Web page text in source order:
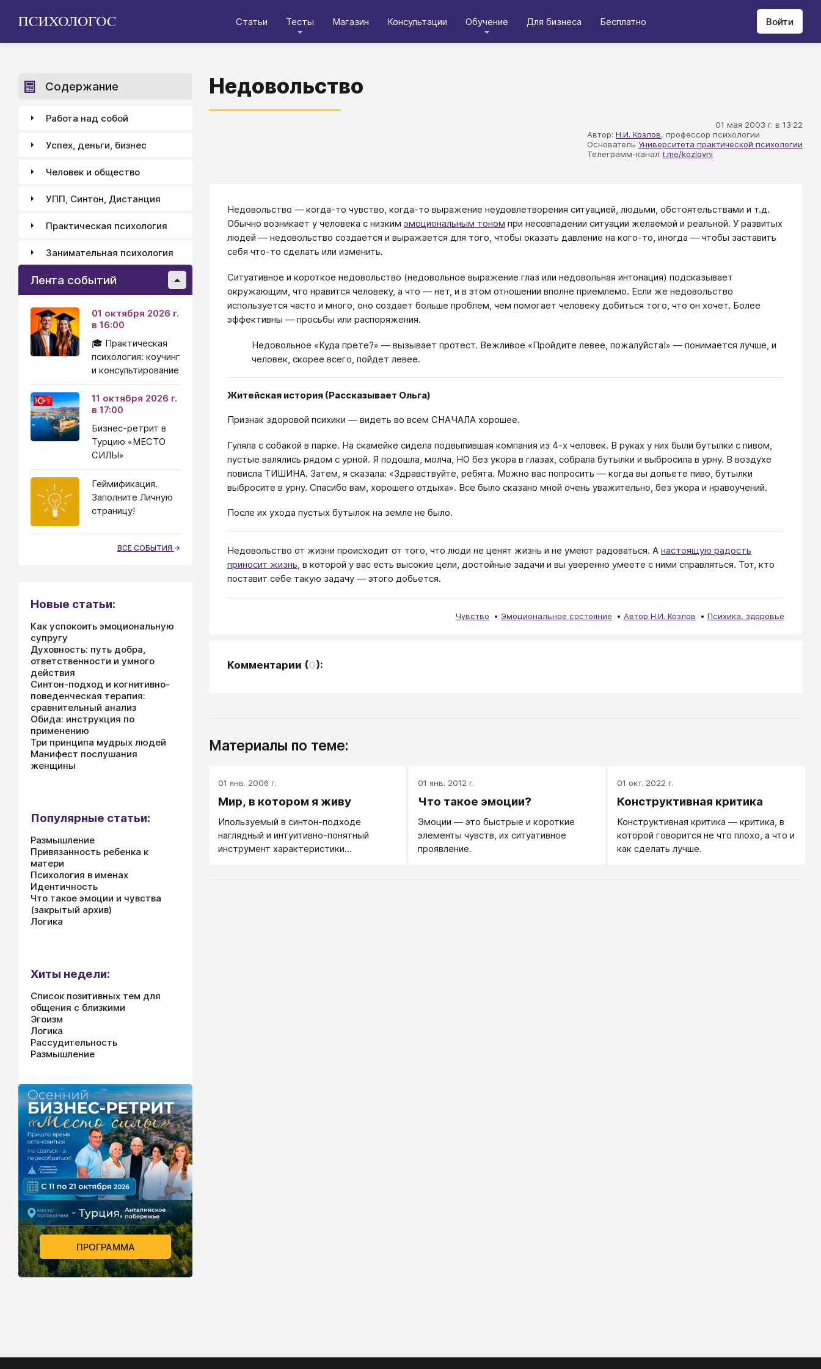
Статьи Тесты Магазин Консультации Обучение Для бизнеса Бесплатно Войти
Недовольство
01 мая 2003 г. в 13:22
Автор: Н.И. Козлов, профессор психологии
Основатель Университета практической психологии
Телеграмм-канал t.me/kozlovni
Недовольство — когда-то чувство, когда-то выражение неудовлетворения ситуацией, людьми, обстоятельствами и т.д.
Обычно возникает у человека с низким эмоциональным тоном при несовпадении ситуации желаемой и реальной. У развитых
людей — недовольство создается и выражается для того, чтобы оказать давление на кого-то, иногда — чтобы заставить
себя что-то сделать или изменить.
Ситуативное и короткое недовольство (недовольное выражение глаз или недовольная интонация) подсказывает
окружающим, что нравится человеку, а что — нет, и в этом отношении вполне приемлемо. Если же недовольство
используется часто и много, оно создает больше проблем, чем помогает человеку добиться того, что он хочет. Более
эффективны — просьбы или распоряжения.
Недовольное «Куда прете?» — вызывает протест. Вежливое «Пройдите левее, пожалуйста!» — понимается лучше, и
человек, скорее всего, пойдет левее.
Житейская история (Рассказывает Ольга)
Признак здоровой психики — видеть во всем СНАЧАЛА хорошее.
Гуляла с собакой в парке. На скамейке сидела подвыпившая компания из 4-х человек. В руках у них были бутылки с пивом,
пустые валялись рядом с урной. Я подошла, молча, НО без укора в глазах, собрала бутылки и выбросила в урну. В воздухе
повисла ТИШИНА. Затем, я сказала: «Здравствуйте, ребята. Можно вас попросить — когда вы допьете пиво, бутылки
выбросите в урну. Спасибо вам, хорошего отдыха». Все было сказано мной очень уважительно, без укора и нравоучений.
После их ухода пустых бутылок на земле не было.
Недовольство от жизни происходит от того, что люди не ценят жизнь и не умеют радоваться. А настоящую радость
приносит жизнь , в которой у вас есть высокие цели, достойные задачи и вы уверенно умеете с ними справляться. Тот, кто
поставит себе такую задачу — этого добьется.
Чувство Эмоциональное состояние Автор Н.И. Козлов Психика, здоровье
Комментарии (0):
Материалы по теме:
01 янв. 2006 г.
Мир, в котором я живу
Ипользуемый в синтон-подходе
наглядный и интуитивно-понятный
инструмент характеристики
01 янв. 2012 г.
Что такое эмоции?
Эмоции — это быстрые и короткие
элементы чувств, их ситуативное
проявление.
01 окт. 2022 г.
Конструктивная критика
Конструктивная критика — критика, в
которой говорится не что плохо, а что и
как сделать лучше.
Содержание
Работа над собой
Успех, деньги, бизнес
Человек и общество
УПП, Синтон, Дистанция
Практическая психология
Занимательная психология
Лента событий
01 октября 2026 г.
в 16:00
🎓 Практическая
психология: коучинг
и консультирование
11 октября 2026 г.
в 17:00
Бизнес-ретрит в
Турцию «МЕСТО
СИЛЫ»
Геймификация.
Заполните Личную
страницу!
ВСЕ СОБЫТИЯ
Новые статьи:
Как успокоить эмоциональную
супругу
Духовность: путь добра,
ответственности и умного
действия
Синтон-подход и когнитивно-
поведенческая терапия:
сравнительный анализ
Обида: инструкция по
применению
Три принципа мудрых людей
Манифест послушания
женщины
Популярные статьи:
Размышление
Привязанность ребенка к
матери
Психология в именах
Идентичность
Что такое эмоции и чувства
(закрытый архив)
Логика
Хиты недели:
Список позитивных тем для
общения с близкими
Эгоизм
Логика
Рассудительность
Размышление
ПРОГРАММА